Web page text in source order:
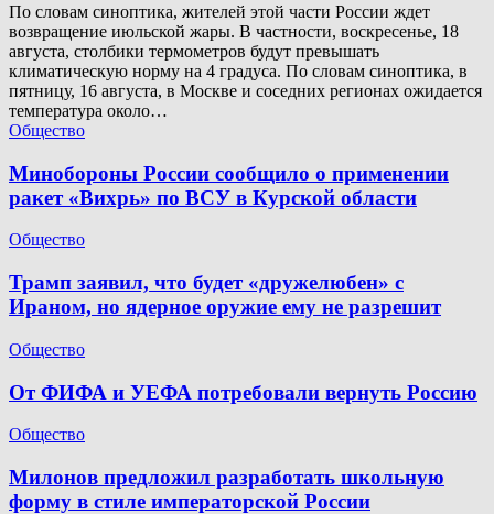
По словам синоптика, жителей этой части России ждет
возвращение июльской жары. В частности, воскресенье, 18
августа, столбики термометров будут превышать
климатическую норму на 4 градуса. По словам синоптика, в
пятницу, 16 августа, в Москве и соседних регионах ожидается
температура около…
Общество
Минобороны России сообщило о применении
ракет «Вихрь» по ВСУ в Курской области
Общество
Трамп заявил, что будет «дружелюбен» с
Ираном, но ядерное оружие ему не разрешит
Общество
От ФИФА и УЕФА потребовали вернуть Россию
Общество
Милонов предложил разработать школьную
форму в стиле императорской России